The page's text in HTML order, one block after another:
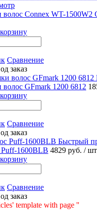
Connex WT-
Сравнение
заказ
GFmark 1200 6812
Сравнение
заказ
Быстрый
1600BLB 4829 руб. / шт
Сравнение
заказ
template with page ''